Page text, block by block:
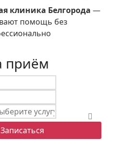
клиника Белгорода —
помощь без
приём
Записаться